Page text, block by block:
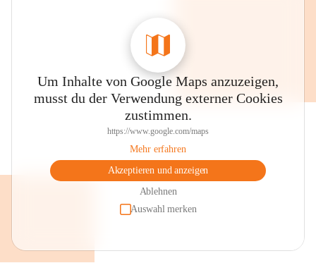
Um Inhalte von Google Maps anzuzeigen,
musst du der Verwendung externer Cookies
zustimmen.
https://www.google.com/maps
Mehr erfahren
Akzeptieren und anzeigen
Ablehnen
Auswahl merken